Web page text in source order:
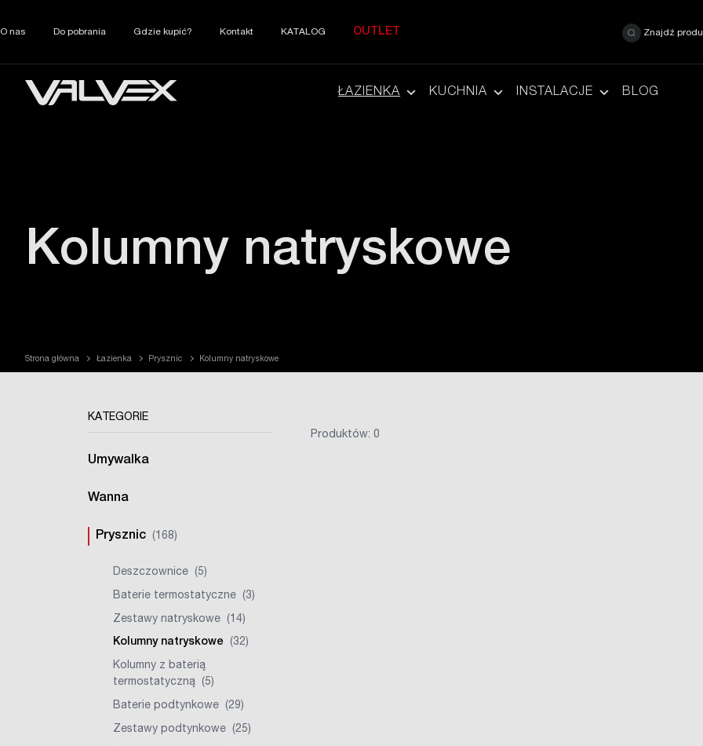
O nas Do pobrania Gdzie kupić? Kontakt KATALOG OUTLET Znajdź
ŁAZIENKA KUCHNIA INSTALACJE BLOG
Kolumny natryskowe
Strona główna Łazienka Prysznic Kolumny natryskowe
KATEGORIE
Umywalka
Wanna
Prysznic (168)
Deszczownice (5)
Baterie termostatyczne (3)
Zestawy natryskowe (14)
Kolumny natryskowe (32)
Kolumny z baterią
termostatyczną (5)
Baterie podtynkowe (29)
Zestawy podtynkowe (25)
Produktów: 0